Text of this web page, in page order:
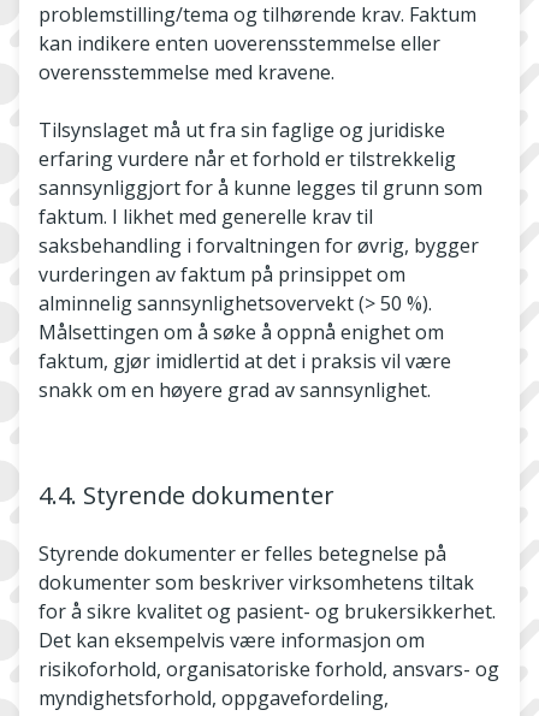
problemstilling/tema og tilhørende krav. Faktum
kan indikere enten uoverensstemmelse eller
overensstemmelse med kravene.
Tilsynslaget må ut fra sin faglige og juridiske
erfaring vurdere når et forhold er tilstrekkelig
sannsynliggjort for å kunne legges til grunn som
faktum. I likhet med generelle krav til
saksbehandling i forvaltningen for øvrig, bygger
vurderingen av faktum på prinsippet om
alminnelig sannsynlighetsovervekt (> 50 %).
Målsettingen om å søke å oppnå enighet om
faktum, gjør imidlertid at det i praksis vil være
snakk om en høyere grad av sannsynlighet.
4.4. Styrende dokumenter
Styrende dokumenter er felles betegnelse på
dokumenter som beskriver virksomhetens tiltak
for å sikre kvalitet og pasient- og brukersikkerhet.
Det kan eksempelvis være informasjon om
risikoforhold, organisatoriske forhold, ansvars- og
myndighetsforhold, oppgavefordeling,